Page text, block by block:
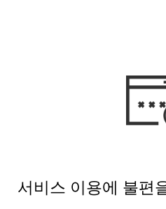
서비스 이용에 불편